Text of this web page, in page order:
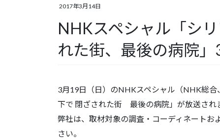
2017年3月14日
NHKスペシャル「シ
れた街、最後の病院
3月19日（日）のNHKスペシャル（NHK総
下で 閉ざされた街 最後の病院」が放送され
弊社は、取材対象の調査・コーディネートお
さい。